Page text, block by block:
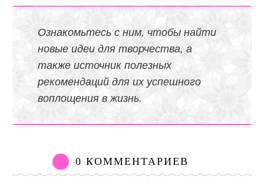
Ознакомьтесь с ним, чтобы найти
новые идеи для творчества, а
также источник полезных
рекомендаций для их успешного
воплощения в жизнь.
0 КОММЕНТАРИЕВ